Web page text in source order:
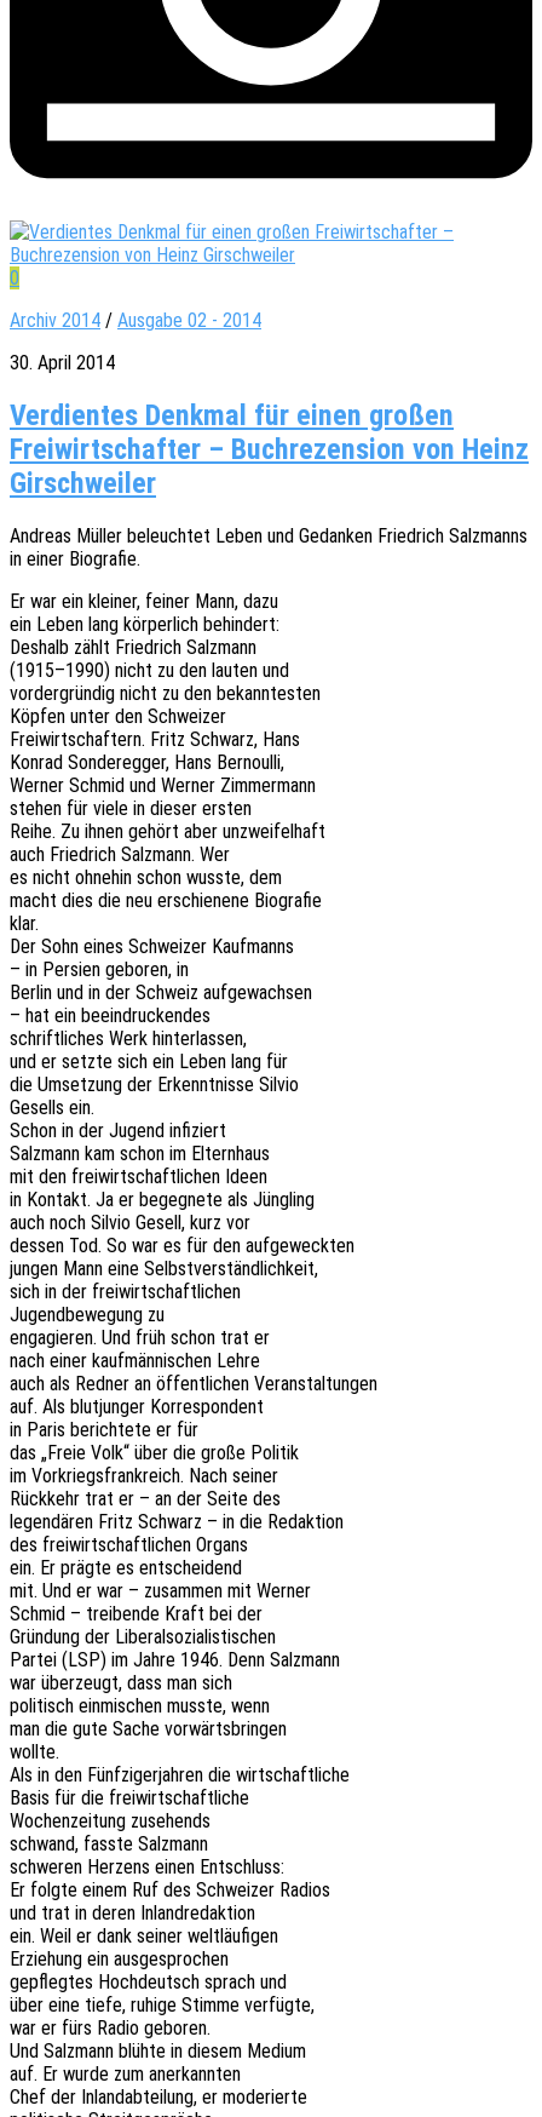
0
Archiv 2014 / Ausgabe 02 - 2014
30. April 2014
Verdientes Denkmal für einen großen
Freiwirtschafter – Buchrezension von Heinz
Girschweiler
Andre­as Müller beleuch­tet Leben und Gedan­ken Fried­rich Salz­manns
in einer Biografie.
Er war ein klei­ner, feiner Mann, dazu
ein Leben lang körper­lich behindert:
Deshalb zählt Fried­rich Salzmann
(1915–1990) nicht zu den lauten und
vorder­grün­dig nicht zu den bekanntesten
Köpfen unter den Schweizer
Frei­wirt­schaf­tern. Fritz Schwarz, Hans
Konrad Sonder­eg­ger, Hans Bernoulli,
Werner Schmid und Werner Zimmermann
stehen für viele in dieser ersten
Reihe. Zu ihnen gehört aber unzweifelhaft
auch Fried­rich Salz­mann. Wer
es nicht ohne­hin schon wusste, dem
macht dies die neu erschie­ne­ne Biografie
klar.
Der Sohn eines Schwei­zer Kaufmanns
– in Persi­en gebo­ren, in
Berlin und in der Schweiz aufgewachsen
– hat ein beeindruckendes
schrift­li­ches Werk hinterlassen,
und er setzte sich ein Leben lang für
die Umset­zung der Erkennt­nis­se Silvio
Gesells ein.
Schon in der Jugend infiziert
Salz­mann kam schon im Elternhaus
mit den frei­wirt­schaft­li­chen Ideen
in Kontakt. Ja er begeg­ne­te als Jüngling
auch noch Silvio Gesell, kurz vor
dessen Tod. So war es für den aufgeweckten
jungen Mann eine Selbstverständlichkeit,
sich in der freiwirtschaftlichen
Jugend­be­we­gung zu
enga­gie­ren. Und früh schon trat er
nach einer kauf­män­ni­schen Lehre
auch als Redner an öffent­li­chen Veranstaltungen
auf. Als blut­jun­ger Korrespondent
in Paris berich­te­te er für
das „Freie Volk“ über die große Politik
im Vorkriegs­frank­reich. Nach seiner
Rück­kehr trat er – an der Seite des
legen­dä­ren Fritz Schwarz – in die Redaktion
des frei­wirt­schaft­li­chen Organs
ein. Er prägte es entscheidend
mit. Und er war – zusam­men mit Werner
Schmid – trei­ben­de Kraft bei der
Grün­dung der Liberalsozialistischen
Partei (LSP) im Jahre 1946. Denn Salzmann
war über­zeugt, dass man sich
poli­tisch einmi­schen musste, wenn
man die gute Sache vorwärtsbringen
wollte.
Als in den Fünf­zi­ger­jah­ren die wirtschaftliche
Basis für die freiwirtschaftliche
Wochen­zei­tung zusehends
schwand, fasste Salzmann
schwe­ren Herzens einen Entschluss:
Er folgte einem Ruf des Schwei­zer Radios
und trat in deren Inlandredaktion
ein. Weil er dank seiner weltläufigen
Erzie­hung ein ausgesprochen
gepfleg­tes Hoch­deutsch sprach und
über eine tiefe, ruhige Stimme verfügte,
war er fürs Radio geboren.
Und Salz­mann blühte in diesem Medium
auf. Er wurde zum anerkannten
Chef der Inland­ab­tei­lung, er moderierte